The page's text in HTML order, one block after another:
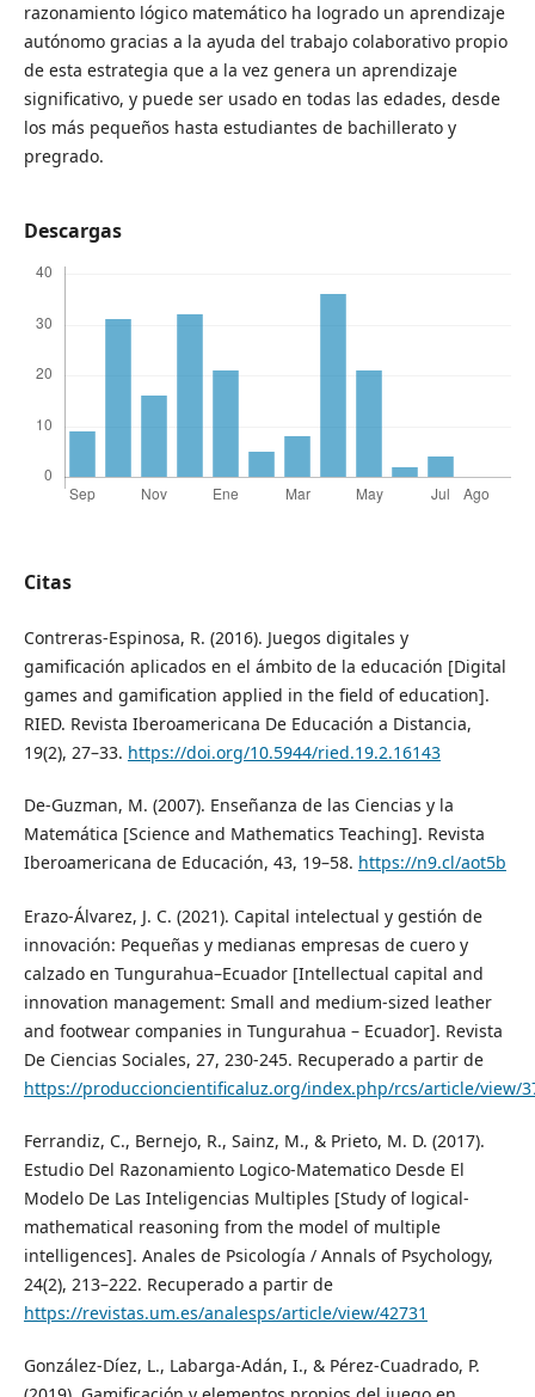
razonamiento lógico matemático ha logrado un aprendizaje
autónomo gracias a la ayuda del trabajo colaborativo propio
de esta estrategia que a la vez genera un aprendizaje
significativo, y puede ser usado en todas las edades, desde
los más pequeños hasta estudiantes de bachillerato y
pregrado.
Descargas
Citas
Contreras-Espinosa, R. (2016). Juegos digitales y
gamificación aplicados en el ámbito de la educación [Digital
games and gamification applied in the field of education].
RIED. Revista Iberoamericana De Educación a Distancia,
19(2), 27–33. https://doi.org/10.5944/ried.19.2.16143
De-Guzman, M. (2007). Enseñanza de las Ciencias y la
Matemática [Science and Mathematics Teaching]. Revista
Iberoamericana de Educación, 43, 19–58. https://n9.cl/aot5b
Erazo-Álvarez, J. C. (2021). Capital intelectual y gestión de
innovación: Pequeñas y medianas empresas de cuero y
calzado en Tungurahua–Ecuador [Intellectual capital and
innovation management: Small and medium-sized leather
and footwear companies in Tungurahua – Ecuador]. Revista
De Ciencias Sociales, 27, 230-245. Recuperado a partir de
https://produccioncientificaluz.org/index.php/rcs/article/view/
Ferrandiz, C., Bernejo, R., Sainz, M., & Prieto, M. D. (2017).
Estudio Del Razonamiento Logico-Matematico Desde El
Modelo De Las Inteligencias Multiples [Study of logical-
mathematical reasoning from the model of multiple
intelligences]. Anales de Psicología / Annals of Psychology,
24(2), 213–222. Recuperado a partir de
https://revistas.um.es/analesps/article/view/42731
González-Díez, L., Labarga-Adán, I., & Pérez-Cuadrado, P.